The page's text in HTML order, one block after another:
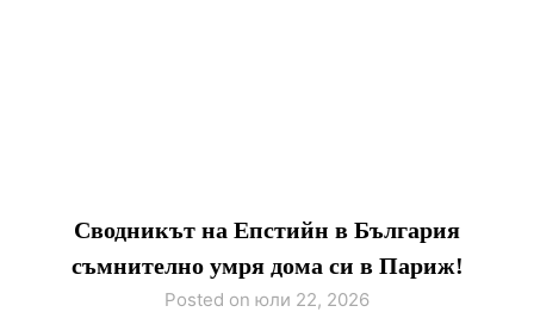
Сводникът на Епстийн в България
съмнително умря дома си в Париж!
Posted on юли 22, 2026